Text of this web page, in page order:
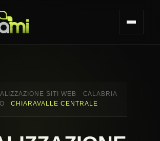
SITI WEB
CALABRIA
CHIARAVALLE CENTRALE